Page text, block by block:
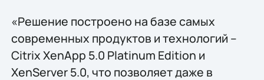
«Решение построено на базе самых
современных продуктов и технологий –
Citrix XenApp 5.0 Platinum Edition и
XenServer 5.0, что позволяет даже в